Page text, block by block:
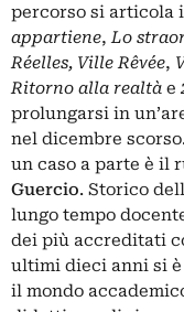
percorso si articola
appartiene, Lo
Réelles, Ville Rêvée,
Ritorno alla realtà e
prolungarsi in
nel dicembre
un caso a parte è il
Guercio. Storico
lungo tempo
dei più accreditati
ultimi dieci anni si
il mondo